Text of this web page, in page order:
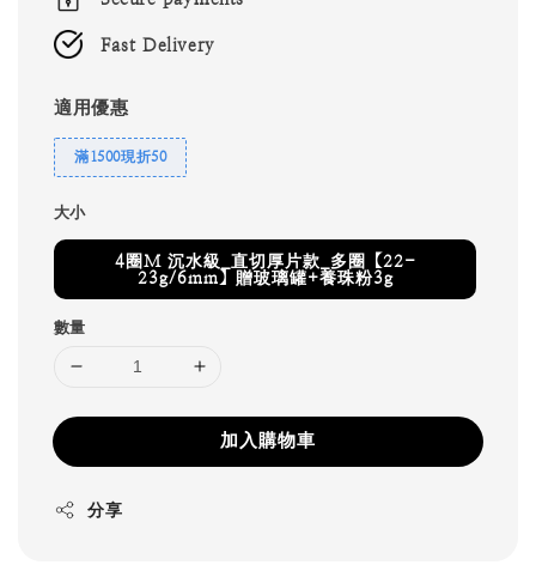
Fast Delivery
適用優惠
滿1500現折50
大小
4圈M 沉水級_直切厚片款_多圈【22-
23g/6mm】贈玻璃罐+養珠粉3g
數量
加入購物車
分享